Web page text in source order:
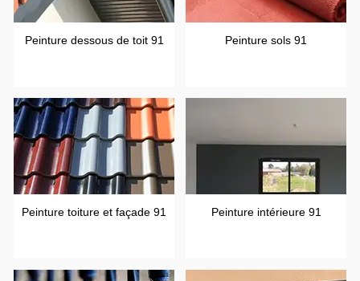
Peinture dessous de toit 91 Peinture sols 91
Peinture toiture et façade 91 Peinture intérieure 91